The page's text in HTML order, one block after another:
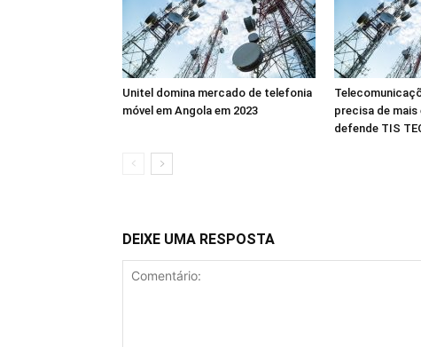
Unitel domina mercado de telefonia
móvel em Angola em 2023
precisa de mais
defende TIS
DEIXE UMA RESPOSTA